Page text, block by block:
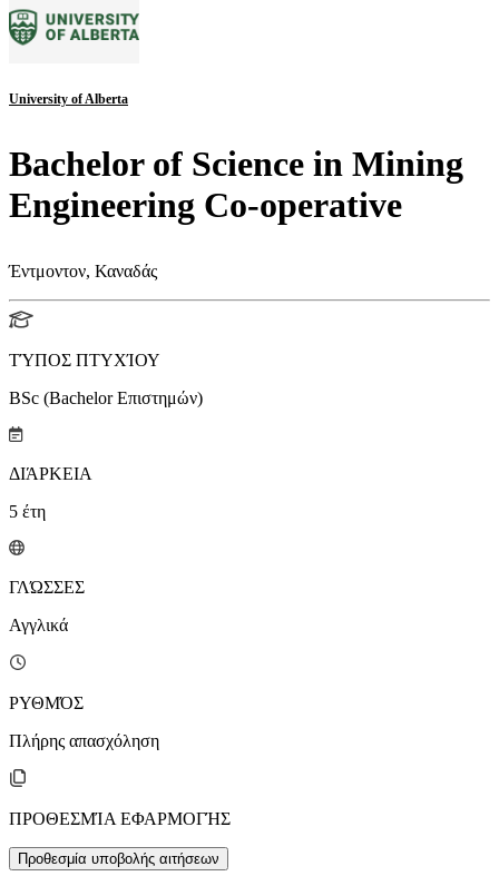
University of Alberta
Bachelor of Science in Mining
Engineering Co-operative
Έντμοντον, Καναδάς
ΤΎΠΟΣ ΠΤΥΧΊΟΥ
BSc (Bachelor Επιστημών)
ΔΙΆΡΚΕΙΑ
5 έτη
ΓΛΏΣΣΕΣ
Αγγλικά
ΡΥΘΜΌΣ
Πλήρης απασχόληση
ΠΡΟΘΕΣΜΊΑ ΕΦΑΡΜΟΓΉΣ
Προθεσμία υποβολής αιτήσεων